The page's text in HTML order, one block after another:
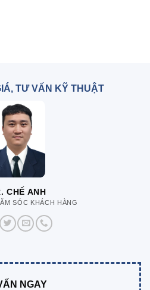
TƯ VẤN KỸ THUẬT
CHẾ ANH
SÓC KHÁCH HÀNG
NGAY